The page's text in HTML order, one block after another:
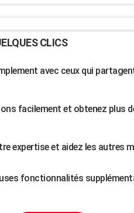
CLICS
avec ceux qui
facilement et obtenez plus
expertise et aidez les autres
fonctionnalités